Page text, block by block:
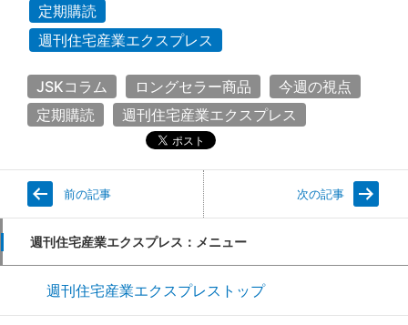
定期購読
週刊住宅産業エクスプレス
JSKコラム ロングセラー商品
今週の視点
定期購読
週刊住宅産業エクスプレス
前の記事 次の記事
週刊住宅産業エクスプレス：メニュー
週刊住宅産業エクスプレストップ